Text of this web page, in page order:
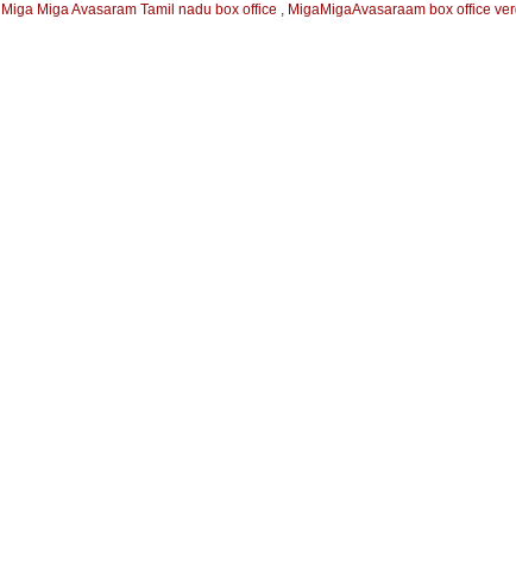
Miga Miga Avasaram Tamil nadu box office , MigaMigaAvasaraam box office